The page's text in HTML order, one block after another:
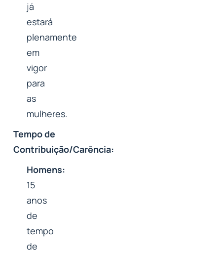
já
estará
plenamente
em
vigor
para
as
mulheres.
Tempo de
Contribuição/Carência:
Homens:
15
anos
de
tempo
de